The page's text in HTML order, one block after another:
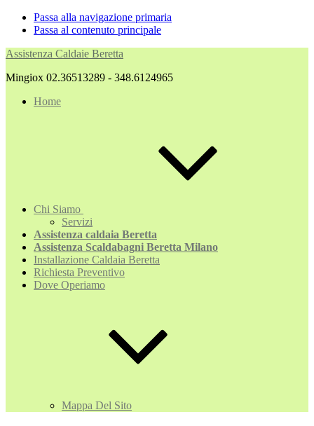
Passa alla navigazione primaria
Passa al contenuto principale
Assistenza Caldaie Beretta
Mingiox 02.36513289 - 348.6124965
Home
Chi Siamo
Servizi
Assistenza caldaia Beretta
Assistenza Scaldabagni Beretta Milano
Installazione Caldaia Beretta
Richiesta Preventivo
Dove Operiamo
Mappa Del Sito